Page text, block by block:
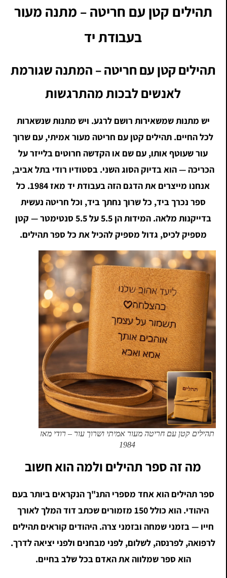
תהילים קטן עם חריטה – מתנה מעור
בעבודת יד
תהילים קטן עם חריטה – המתנה שגורמת
לאנשים לבכות מהתרגשות
יש מתנות שמשאירות רושם לרגע. ויש מתנות שנשארות
לכל החיים. תהילים קטן עם חריטה מעור אמיתי, עם שרוך
עור שעוטף אותו, עם שם או הקדשה חרוטים בלייזר על
הכריכה — הוא בדיוק הסוג השני. בסטודיו רודי בתל אביב,
אנחנו מייצרים את הדגם הזה בעבודת יד מאז 1984. כל
ספר נכרך ביד, כל שרוך נחתך ביד, וכל חריטה נעשית
בדייקנות מלאה. המידות הן 5.5 על 5.5 סנטימטר — קטן
מספיק לכיס, גדול מספיק להכיל את כל ספר תהילים.
תהילים קטן עם חריטה מעור אמיתי ושרוך עור – רודי מאז
1984
מה זה ספר תהילים ולמה הוא חשוב
ספר תהילים הוא אחד מספרי התנ"ך הנקראים ביותר בעם
היהודי. הוא כולל 150 מזמורים שכתב דוד המלך לאורך
חייו — בזמני שמחה ובזמני צרה. היהודים קוראים תהילים
לרפואה, לפרנסה, לשלום, לפני מבחנים ולפני יציאה לדרך.
הוא ספר שמלווה את האדם בכל שלב בחיים.